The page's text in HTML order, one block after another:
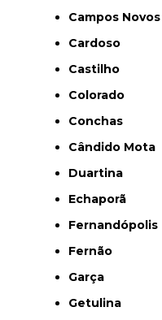
Campos
Cardoso
Castilho
Colorado
Conchas
Cândido Mota
Duartina
Echaporã
Fernandópolis
Fernão
Garça
Getulina